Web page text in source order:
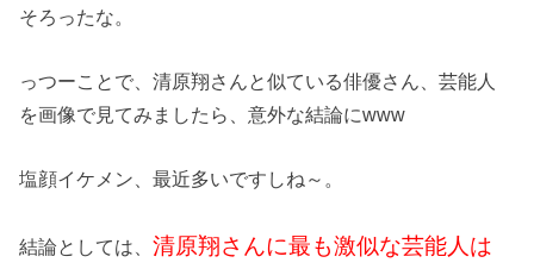
そろったな。
っつーことで、清原翔さんと似ている俳優さん、芸能人
を画像で見てみましたら、意外な結論にwww
塩顔イケメン、最近多いですしね～。
結論としては、清原翔さんに最も激似な芸能人は